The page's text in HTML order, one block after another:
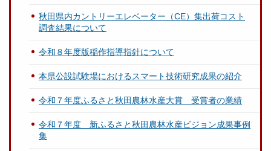
秋田県内カントリーエレベーター（CE）集出荷コスト
調査結果について
令和８年度版稲作指導指針について
本県公設試験場におけるスマート技術研究成果の紹介
令和７年度ふるさと秋田農林水産大賞 受賞者の業績
令和７年度 新ふるさと秋田農林水産ビジョン成果事例
集